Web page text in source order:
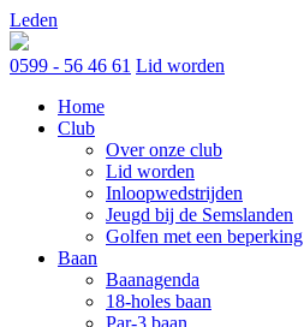
Skip
to
content
Leden
0599 - 56 46 61 Lid worden
Home
Club
Over onze club
Lid worden
Inloopwedstrijden
Jeugd bij de Semslanden
Golfen met een beperking
Baan
Baanagenda
18-holes baan
Par-3 baan